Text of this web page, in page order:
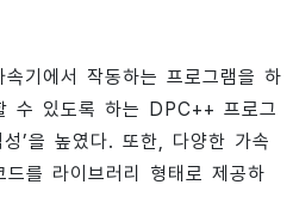
기에서 작동하는 프로그램을 하
수 있도록 하는 DPC++ 프로그
’을 높였다. 또한, 다양한 가속
를 라이브러리 형태로 제공하